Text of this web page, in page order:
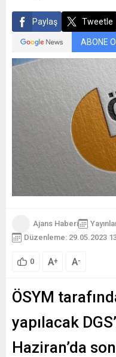
Paylaş Tweetle
ABONE OL
Ajans Haberi
Düzenleme: 29.05.2023
0 A+ A-
ÖSYM
yapılacak
Haziran’da